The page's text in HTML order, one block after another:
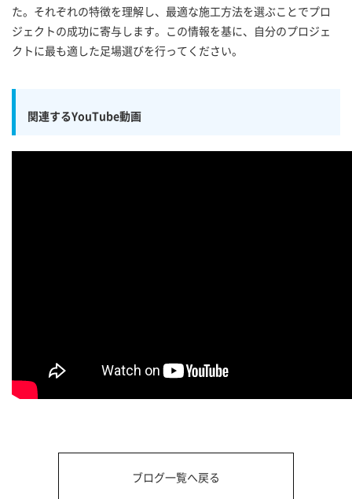
た。それぞれの特徴を理解し、最適な施工方法を選ぶことでプロ
ジェクトの成功に寄与します。この情報を基に、自分のプロジェ
クトに最も適した足場選びを行ってください。
関連するYouTube動画
ブログ一覧へ戻る